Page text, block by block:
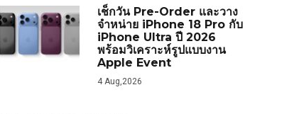
เช็กวัน Pre-Order และวาง
จำหน่าย iPhone 18 Pro กับ
iPhone Ultra ปี 2026
พร้อมวิเคราะห์รูปแบบงาน
Apple Event
4 Aug,2026